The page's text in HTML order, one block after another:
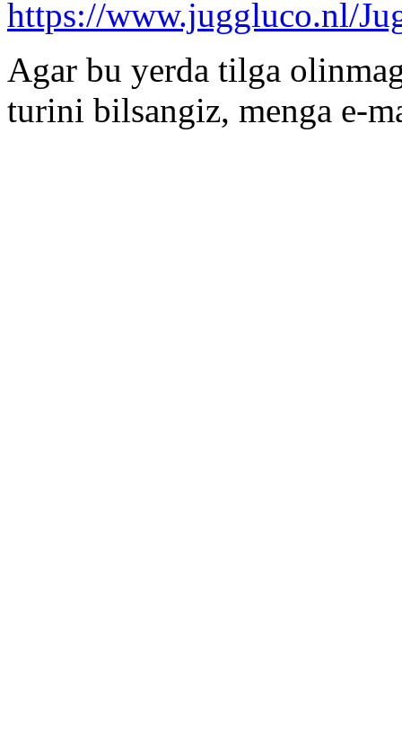
https://www.juggluco.nl/
Agar bu yerda tilga
turini bilsangiz, menga e-